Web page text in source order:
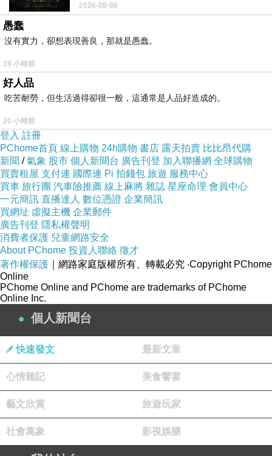
https://youtube.com/shorts/itBQwtN-ak0?
si=RwVKdwZ97RsqfyKt
震中倒塌，七個人終於離開那片黑暗，
2026-08-08
愚蠢
沒有實力，卻想表現善良，那就是愚蠢。
19 小時前
好人品
吃苦耐勞，但生活過得卻很一般，這通常是人品好造成的。
20 小時前
登入 註冊
PChome首頁 線上購物 24h購物 書店 露天拍賣 比比昂代購
新聞 /氣象 股市 個人新聞台 廣告刊登 加入聯播網 全球購物
買賣租屋 支付連 國際連 Pi 拍錢包 旅遊 服務中心
買車 旅行團 汽車險推薦 線上麻將 雜誌 星座命理 會員中心
一元簡訊 直播達人 數位憑證 企業簡訊
買網址 虛擬主機 企業郵件
廣告刊登 隱私權聲明
消費者保護 兒童網路安全
About PChome 投資人聯絡 徵才
著作權保護 ｜網路家庭版權所有、轉載必究 ‧Copyright PChome
Online
PChome Online and PChome are trademarks of PChome
Online Inc.
個人新聞台
快速發文 最新文章
心情雜記 美食饗宴
藝文欣賞 旅遊玩家
社會萬象 影視娛樂